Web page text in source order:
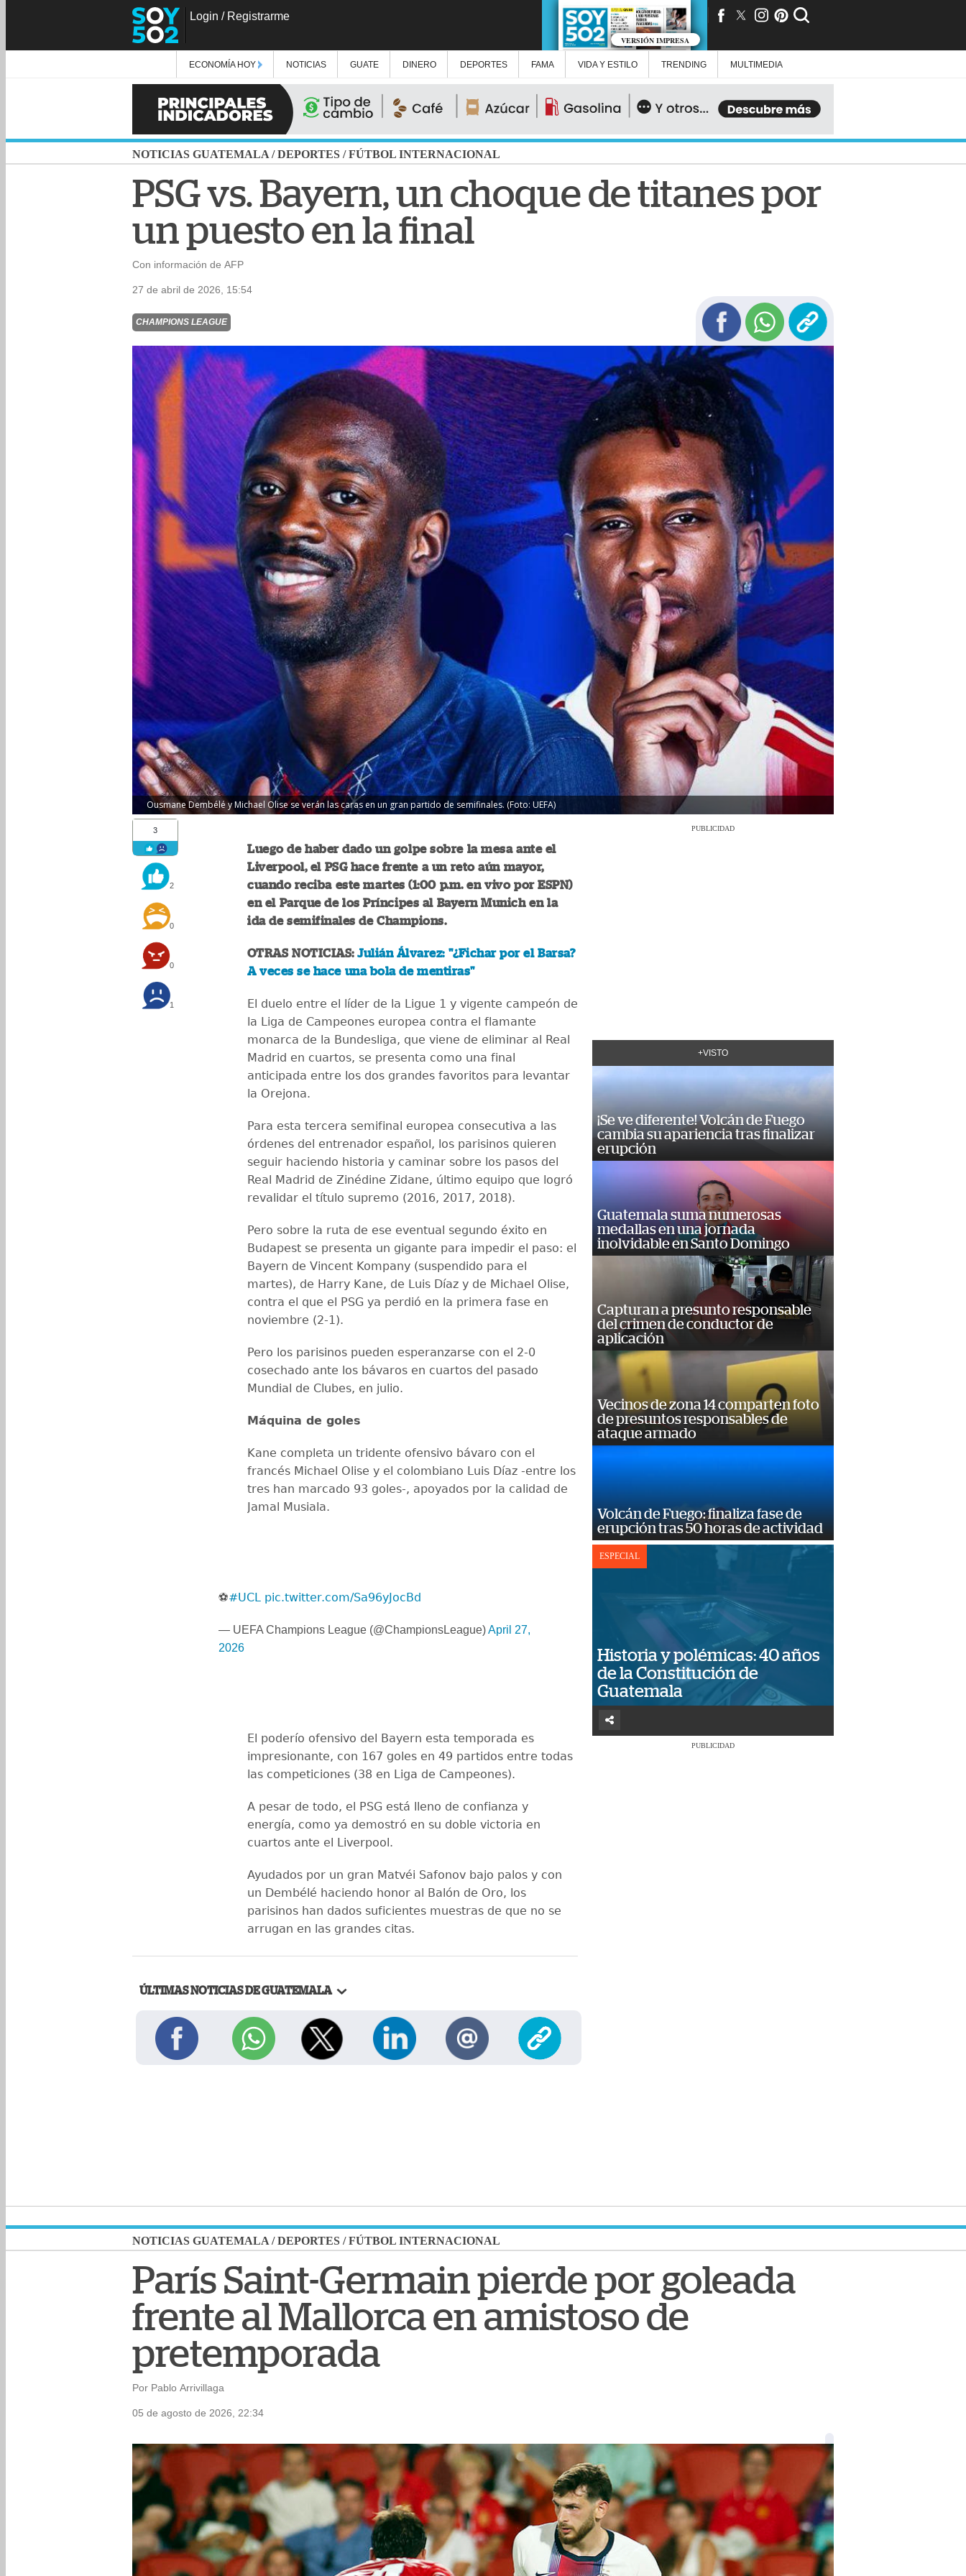
Login / Registrarme
VERSIÓN IMPRESA
ECONOMÍA HOY NOTICIAS GUATE DINERO DEPORTES FAMA VIDA Y ESTILO TRENDING MULTIMEDIA
NOTICIAS GUATEMALA /DEPORTES /FÚTBOL INTERNACIONAL
PSG vs. Bayern, un choque de titanes por
un puesto en la final
Con información de AFP
27 de abril de 2026, 15:54
CHAMPIONS LEAGUE
Ousmane Dembélé y Michael Olise se verán las caras en un gran partido de semifinales. (Foto: UEFA)
3
2
0
0
1
Luego de haber dado un golpe sobre la mesa ante el
Liverpool, el PSG hace frente a un reto aún mayor,
cuando reciba este martes (1:00 p.m. en vivo por ESPN)
en el Parque de los Príncipes al Bayern Munich en la
ida de semifinales de Champions.
OTRAS NOTICIAS:Julián Álvarez: "¿Fichar por el Barsa?
A veces se hace una bola de mentiras"
El duelo entre el líder de la Ligue 1 y vigente campeón de
la Liga de Campeones europea contra el flamante
monarca de la Bundesliga, que viene de eliminar al Real
Madrid en cuartos, se presenta como una final
anticipada entre los dos grandes favoritos para levantar
la Orejona.
Para esta tercera semifinal europea consecutiva a las
órdenes del entrenador español, los parisinos quieren
seguir haciendo historia y caminar sobre los pasos del
Real Madrid de Zinédine Zidane, último equipo que logró
revalidar el título supremo (2016, 2017, 2018).
Pero sobre la ruta de ese eventual segundo éxito en
Budapest se presenta un gigante para impedir el paso: el
Bayern de Vincent Kompany (suspendido para el
martes), de Harry Kane, de Luis Díaz y de Michael Olise,
contra el que el PSG ya perdió en la primera fase en
noviembre (2-1).
Pero los parisinos pueden esperanzarse con el 2-0
cosechado ante los bávaros en cuartos del pasado
Mundial de Clubes, en julio.
Máquina de goles
Kane completa un tridente ofensivo bávaro con el
francés Michael Olise y el colombiano Luis Díaz -entre los
tres han marcado 93 goles-, apoyados por la calidad de
Jamal Musiala.
⚽️️#UCL pic.twitter.com/Sa96yJocBd
— UEFA Champions League (@ChampionsLeague)April 27,
2026
El poderío ofensivo del Bayern esta temporada es
impresionante, con 167 goles en 49 partidos entre todas
las competiciones (38 en Liga de Campeones).
A pesar de todo, el PSG está lleno de confianza y
energía, como ya demostró en su doble victoria en
cuartos ante el Liverpool.
Ayudados por un gran Matvéi Safonov bajo palos y con
un Dembélé haciendo honor al Balón de Oro, los
parisinos han dados suficientes muestras de que no se
arrugan en las grandes citas.
ÚLTIMAS NOTICIAS DE GUATEMALA
PUBLICIDAD
+VISTO
¡Se ve diferente! Volcán de Fuego
cambia su apariencia tras finalizar
erupción
Guatemala suma numerosas
medallas en una jornada
inolvidable en Santo Domingo
Capturan a presunto responsable
del crimen de conductor de
aplicación
Vecinos de zona 14 comparten foto
de presuntos responsables de
ataque armado
Volcán de Fuego: finaliza fase de
erupción tras 50 horas de actividad
ESPECIAL
Historia y polémicas: 40 años
de la Constitución de
Guatemala
PUBLICIDAD
NOTICIAS GUATEMALA /DEPORTES /FÚTBOL INTERNACIONAL
París Saint-Germain pierde por goleada
frente al Mallorca en amistoso de
pretemporada
Por Pablo Arrivillaga
05 de agosto de 2026, 22:34